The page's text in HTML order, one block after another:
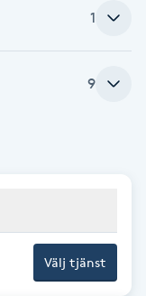
1
9
Välj tjänst